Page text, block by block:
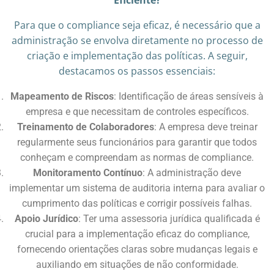
Para que o compliance seja eficaz, é necessário que a
administração se envolva diretamente no processo de
criação e implementação das políticas. A seguir,
destacamos os passos essenciais:
Mapeamento de Riscos: Identificação de áreas sensíveis à
empresa e que necessitam de controles específicos.
Treinamento de Colaboradores: A empresa deve treinar
regularmente seus funcionários para garantir que todos
conheçam e compreendam as normas de compliance.
Monitoramento Contínuo: A administração deve
implementar um sistema de auditoria interna para avaliar o
cumprimento das políticas e corrigir possíveis falhas.
Apoio Jurídico: Ter uma assessoria jurídica qualificada é
crucial para a implementação eficaz do compliance,
fornecendo orientações claras sobre mudanças legais e
auxiliando em situações de não conformidade.